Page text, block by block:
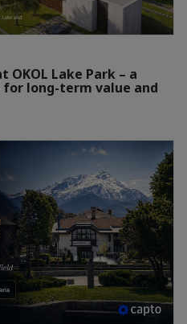
Lake Park – a
long-term value and